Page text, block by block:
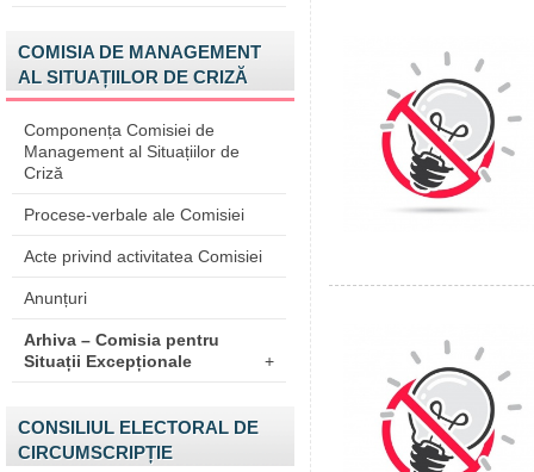
COMISIA DE MANAGEMENT
AL SITUAȚIILOR DE CRIZĂ
Componența Comisiei de
Management al Situațiilor de
Criză
Procese-verbale ale Comisiei
Acte privind activitatea Comisiei
Anunțuri
Arhiva – Comisia pentru
Situații Excepționale
+
CONSILIUL ELECTORAL DE
CIRCUMSCRIPȚIE